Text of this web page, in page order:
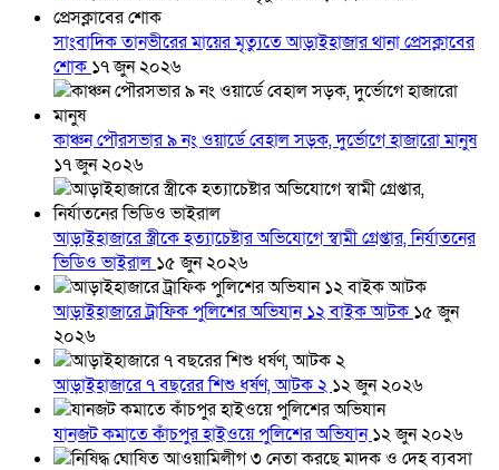
সাংবাদিক তানভীরের মায়ের মৃত্যুতে আড়াইহাজার থানা প্রেসক্লাবের
শোক ১৭ জুন ২০২৬
কাঞ্চন পৌরসভার ৯ নং ওয়ার্ডে বেহাল সড়ক, দুর্ভোগে হাজারো মানুষ
১৭ জুন ২০২৬
আড়াইহাজারে স্ত্রীকে হত্যাচেষ্টার অভিযোগে স্বামী গ্রেপ্তার, নির্যাতনের
ভিডিও ভাইরাল ১৫ জুন ২০২৬
আড়াইহাজারে ট্রাফিক পুলিশের অভিযান ১২ বাইক আটক ১৫ জুন
২০২৬
আড়াইহাজারে ৭ বছরের শিশু ধর্ষণ, আটক ২ ১২ জুন ২০২৬
যানজট কমাতে কাঁচপুর হাইওয়ে পুলিশের অভিযান১২ জুন ২০২৬